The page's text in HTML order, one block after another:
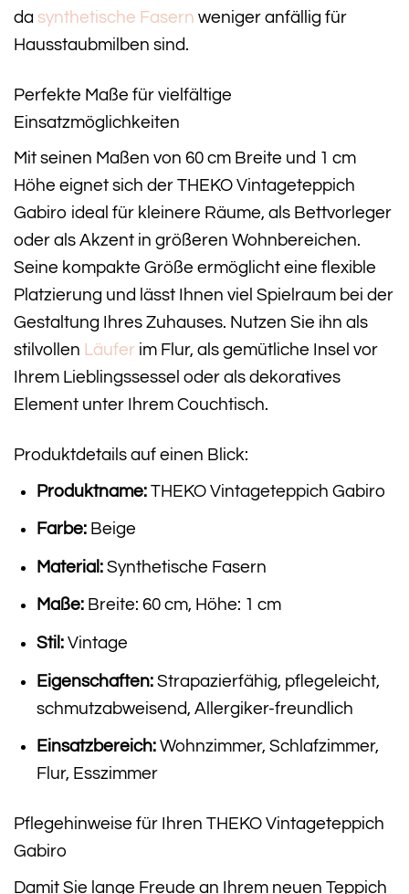
da synthetische Fasern weniger anfällig für
Hausstaubmilben sind.
Perfekte Maße für vielfältige
Einsatzmöglichkeiten
Mit seinen Maßen von 60 cm Breite und 1 cm
Höhe eignet sich der THEKO Vintageteppich
Gabiro ideal für kleinere Räume, als Bettvorleger
oder als Akzent in größeren Wohnbereichen.
Seine kompakte Größe ermöglicht eine flexible
Platzierung und lässt Ihnen viel Spielraum bei der
Gestaltung Ihres Zuhauses. Nutzen Sie ihn als
stilvollen Läufer im Flur, als gemütliche Insel vor
Ihrem Lieblingssessel oder als dekoratives
Element unter Ihrem Couchtisch.
Produktdetails auf einen Blick:
Produktname:THEKO Vintageteppich Gabiro
Farbe:Beige
Material:Synthetische Fasern
Maße:Breite: 60 cm, Höhe: 1 cm
Stil:Vintage
Eigenschaften:Strapazierfähig, pflegeleicht,
schmutzabweisend, Allergiker-freundlich
Einsatzbereich:Wohnzimmer, Schlafzimmer,
Flur, Esszimmer
Pflegehinweise für Ihren THEKO Vintageteppich
Gabiro
Damit Sie lange Freude an Ihrem neuen Teppich